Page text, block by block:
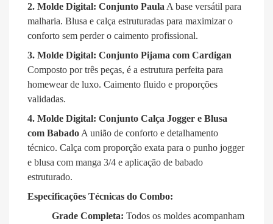
2. Molde Digital: Conjunto Paula A base versátil para
malharia. Blusa e calça estruturadas para maximizar o
conforto sem perder o caimento profissional.
3. Molde Digital: Conjunto Pijama com Cardigan
Composto por três peças, é a estrutura perfeita para
homewear de luxo. Caimento fluido e proporções
validadas.
4. Molde Digital: Conjunto Calça Jogger e Blusa
com Babado A união de conforto e detalhamento
técnico. Calça com proporção exata para o punho jogger
e blusa com manga 3/4 e aplicação de babado
estruturado.
Especificações Técnicas do Combo:
Grade Completa: Todos os moldes acompanham